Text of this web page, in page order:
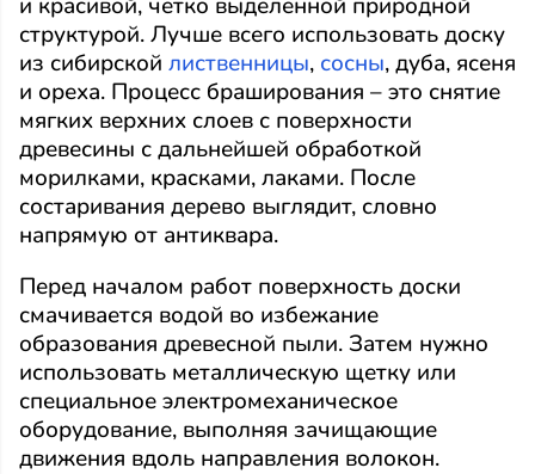
структурой. Лучше всего использовать доску
из сибирской лиственницы, сосны, дуба, ясеня
и ореха. Процесс браширования – это снятие
мягких верхних слоев с поверхности
древесины с дальнейшей обработкой
морилками, красками, лаками. После
состаривания дерево выглядит, словно
напрямую от антиквара.
Перед началом работ поверхность доски
смачивается водой во избежание
образования древесной пыли. Затем нужно
использовать металлическую щетку или
специальное электромеханическое
оборудование, выполняя зачищающие
движения вдоль направления волокон.